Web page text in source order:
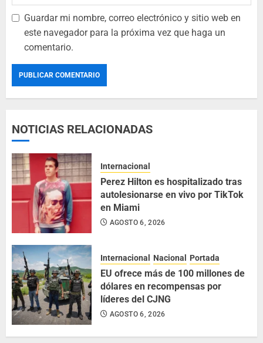
Guardar mi nombre, correo electrónico y sitio web en
este navegador para la próxima vez que haga un
comentario.
NOTICIAS RELACIONADAS
Internacional
Perez Hilton es hospitalizado tras
autolesionarse en vivo por TikTok
en Miami
AGOSTO 6, 2026
Internacional Nacional Portada
EU ofrece más de 100 millones de
dólares en recompensas por
líderes del CJNG
AGOSTO 6, 2026